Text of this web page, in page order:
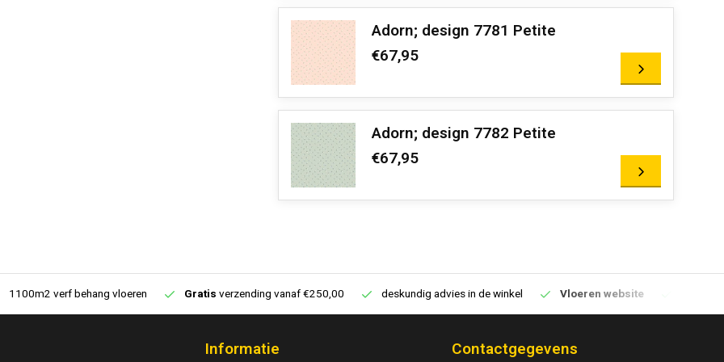
Adorn; design 7781 Petite
€67,95
Adorn; design 7782 Petite
€67,95
1100m2 verf behang vloeren Gratis verzending vanaf €250,00 deskundig advies in de winkel Vloeren website
Informatie Contactgegevens